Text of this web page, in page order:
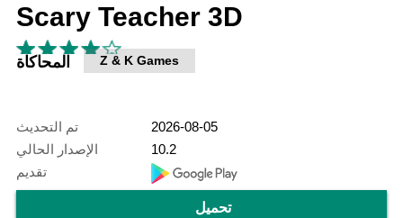
Scary Teacher 3D
المحاكاة Z & K Games
تم التحديث
2026-08-05
الإصدار الحالي
10.2
تقديم
تحميل